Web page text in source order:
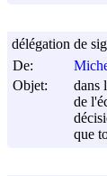
De:
Objet:
dans
de
que
délégation de